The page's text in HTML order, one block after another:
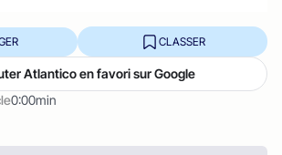
0:00min
CLASSER
Atlantico en favori sur Google